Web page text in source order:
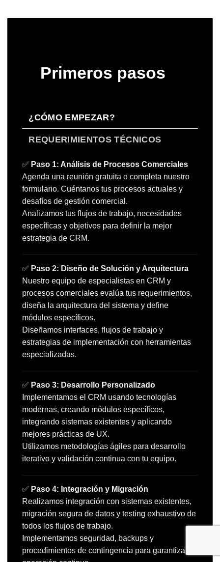
Primeros pasos
¿CÓMO EMPEZAR?
REQUERIMIENTOS TÉCNICOS
✅ Paso 1: Análisis de Procesos Comerciales
Agenda una reunión gratuita o completa nuestro
formulario. Cuéntanos tus procesos actuales y
desafíos de gestión comercial.
Analizamos tus flujos de trabajo, necesidades
específicas y objetivos para definir la mejor
estrategia de CRM.
✅ Paso 2: Diseño de Solución y Arquitectura
Nuestro equipo de especialistas en CRM y
procesos comerciales evalúa tus requerimientos,
diseña la arquitectura del sistema y define
módulos específicos.
Diseñamos interfaces, flujos de trabajo y
estrategias de implementación con herramientas
especializadas.
✅ Paso 3: Desarrollo Personalizado
Implementamos el CRM usando tecnologías
modernas, creando módulos específicos,
integrando sistemas existentes y aplicando
mejores prácticas de UX.
Utilizamos metodologías ágiles para desarrollo
iterativo y validación continua con tu equipo.
✅ Paso 4: Integración y Migración
Realizamos integración con sistemas existentes,
migración segura de datos y testing exhaustivo de
todos los flujos de trabajo.
Implementamos seguridad, backups y
procedimientos de contingencia para garantizar